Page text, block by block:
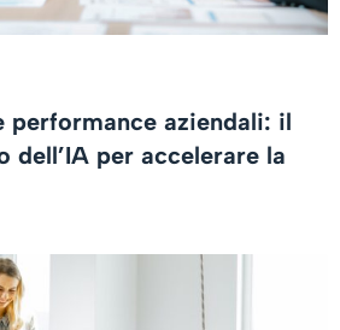
performance aziendali: il
dell’IA per accelerare la